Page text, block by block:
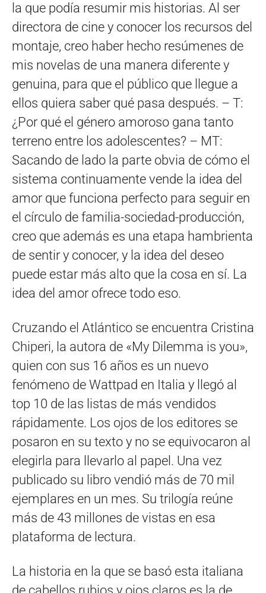
la que podí­a resumir mis historias. Al ser
directora de cine y conocer los recursos del
montaje, creo haber hecho resúmenes de
mis novelas de una manera diferente y
genuina, para que el público que llegue a
ellos quiera saber qué pasa después. – T:
¿Por qué el género amoroso gana tanto
terreno entre los adolescentes? – MT:
Sacando de lado la parte obvia de cómo el
sistema continuamente vende la idea del
amor que funciona perfecto para seguir en
el cí­rculo de familia-sociedad-producción,
creo que además es una etapa hambrienta
de sentir y conocer, y la idea del deseo
puede estar más alto que la cosa en sí­. La
idea del amor ofrece todo eso.
Cruzando el Atlántico se encuentra Cristina
Chiperi, la autora de «My Dilemma is you»,
quien con sus 16 años es un nuevo
fenómeno de Wattpad en Italia y llegó al
top 10 de las listas de más vendidos
rápidamente. Los ojos de los editores se
posaron en su texto y no se equivocaron al
elegirla para llevarlo al papel. Una vez
publicado su libro vendió más de 70 mil
ejemplares en un mes. Su trilogí­a reúne
más de 43 millones de vistas en esa
plataforma de lectura.
La historia en la que se basó esta italiana